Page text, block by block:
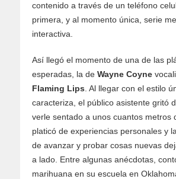
contenido a través de un teléfono
primera, y al momento única, serie
interactiva.
Así llegó el momento de una de las
esperadas, la de Wayne Coyne
Flaming Lips . Al llegar con el estilo
caracteriza, el público asistente gritó
verle sentado a unos cuantos metros
platicó de experiencias personales y
de avanzar y probar cosas nuevas
a lado. Entre algunas anécdotas,
marihuana en su escuela en